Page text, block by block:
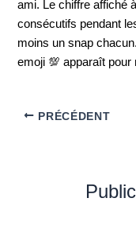
ami. Le chiffre affiché
consécutifs pendant
moins un snap
emoji 💯 apparaît pour
PRÉCÉDENT